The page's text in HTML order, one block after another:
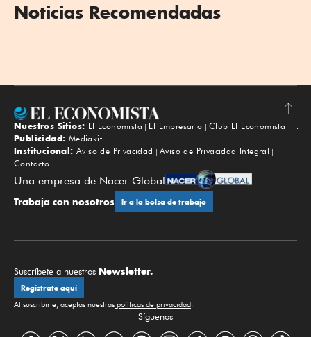
Noticias Recomendadas
Subir
Nuestros Sitios: El Economista El Empresario
Club El Economista
Publicidad: Mediakit
Institucional: Aviso de Privacidad
Aviso de Privacidad Integral
Contacto
Una empresa de Nacer Global
Trabaja con nosotros Ir a la bolsa de trabajo
Suscríbete a nuestros Newsletter.
Regístrate aquí
Al suscribirte, aceptas nuestras políticas de privacidad.
Síguenos